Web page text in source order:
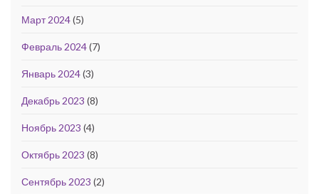
Март 2024(5)
Февраль 2024(7)
Январь 2024(3)
Декабрь 2023 (8)
Ноябрь 2023 (4)
Октябрь 2023 (8)
Сентябрь 2023 (2)